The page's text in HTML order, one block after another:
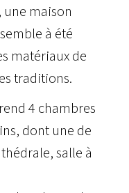
une maison
à été
matériaux de
traditions.
4 chambres
dont une de
salle à